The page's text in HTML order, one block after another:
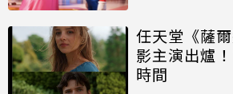
任天堂《薩
影主演出爐
時間